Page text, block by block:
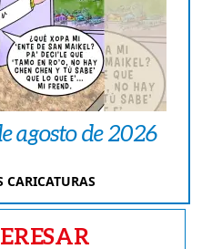
agosto de 2026
CARICATURAS